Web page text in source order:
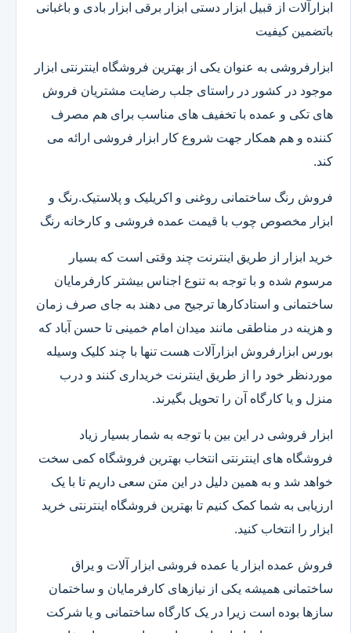
ابزارآلات از قبیل ابزار دستی ابزار برقی ابزار بادی و باغبانی
باتضمین کیفیت
ابزارفروشی به عنوان یکی از بهترین فروشگاه اینترنتی ابزار
موجود در کشور در راستای جلب رضایت مشتریان فروش
های تکی و عمده با تخفیف های مناسب برای هم مصرف
کننده و هم همکار جهت شروع کار ابزار فروشی ارائه می
کند.
فروش رنگ ساختمانی روغنی و اکریلیک و پلاستیک.رنگ و
ابزار مخصوص چوب با قیمت عمده فروشی و کارخانه رنگ
خرید ابزار از طریق اینترنت چند وقتی است که بسیار
مرسوم شده و با توجه به تنوع اجناس بیشتر کارفرمایان
ساختمانی و استادکارها ترجیح می دهند به جای صرف زمان
و هزینه در مناطقی مانند میدان امام خمینی تا حسن آباد که
بورس ابزارفروش ابزارآلات هست تنها با چند کلیک وسیله
موردنظر خود را از طریق اینترنت خریداری کنند و درب
منزل و یا کارگاه آن را تحویل بگیرند.
ابزار فروشی در این بین با توجه به شمار بسیار زیاد
فروشگاه های اینترنتی انتخاب بهترین فروشگاه کمی سخت
خواهد شد و به همین دلیل در این متن سعی داریم تا با یک
ارزیابی به شما کمک کنیم تا بهترین فروشگاه اینترنتی خرید
ابزار را انتخاب کنید.
فروش عمده ابزار یا عمده فروشی ابزار آلات و یراق
ساختمانی همیشه یکی از نیازهای کارفرمایان و ساختمان
سازها بوده است زیرا در یک کارگاه ساختمانی و یا شرکت